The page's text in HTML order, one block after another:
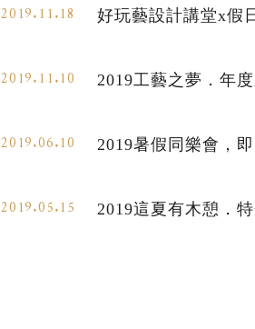
2019.11.18 好玩藝設計講堂x假
2019.11.10 2019工藝之夢．年
2019.06.10 2019暑假同樂會，
2019.05.15 2019這夏有木憩．